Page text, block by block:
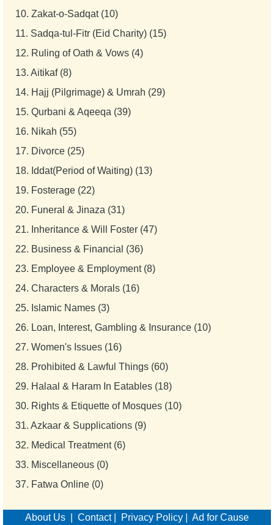
10. Zakat-o-Sadqat (10)
11. Sadqa-tul-Fitr (Eid Charity) (15)
12. Ruling of Oath & Vows (4)
13. Aitikaf (8)
14. Hajj (Pilgrimage) & Umrah (29)
15. Qurbani & Aqeeqa (39)
16. Nikah (55)
17. Divorce (25)
18. Iddat(Period of Waiting) (13)
19. Fosterage (22)
20. Funeral & Jinaza (31)
21. Inheritance & Will Foster (47)
22. Business & Financial (36)
23. Employee & Employment (8)
24. Characters & Morals (16)
25. Islamic Names (3)
26. Loan, Interest, Gambling & Insurance (10)
27. Women's Issues (16)
28. Prohibited & Lawful Things (60)
29. Halaal & Haram In Eatables (18)
30. Rights & Etiquette of Mosques (10)
31. Azkaar & Supplications (9)
32. Medical Treatment (6)
33. Miscellaneous (0)
37. Fatwa Online (0)
About Us Contact| Privacy Policy Ad for Cause